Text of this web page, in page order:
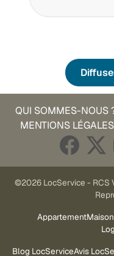
QUI SOMMES-NOUS
MENTIONS LÉGALES
©2026 LocService - RCS
AppartementMaison
Blog LocServiceAvis